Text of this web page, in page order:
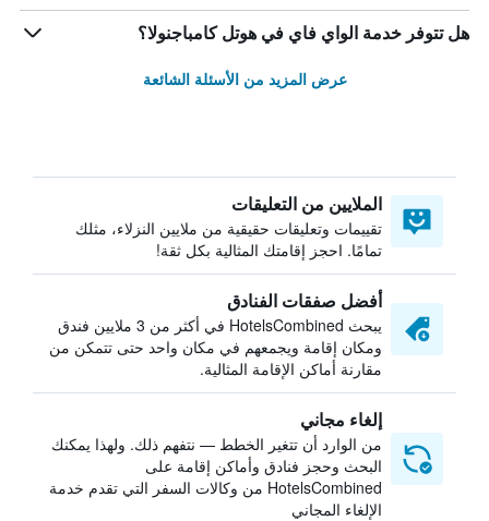
هل تتوفر خدمة الواي فاي في هوتل كامباجنولا؟
عرض المزيد من الأسئلة الشائعة
الملايين من التعليقات
تقييمات وتعليقات حقيقية من ملايين النزلاء، مثلك
تمامًا. احجز إقامتك المثالية بكل ثقة!
أفضل صفقات الفنادق
يبحث HotelsCombined في أكثر من 3 ملايين فندق
ومكان إقامة ويجمعهم في مكان واحد حتى تتمكن من
مقارنة أماكن الإقامة المثالية.
إلغاء مجاني
من الوارد أن تتغير الخطط — نتفهم ذلك. ولهذا يمكنك
البحث وحجز فنادق وأماكن إقامة على
HotelsCombined من وكالات السفر التي تقدم خدمة
الإلغاء المجاني